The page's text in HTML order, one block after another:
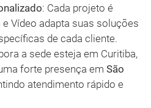
: Cada projeto é
e Vídeo adapta suas soluções
de cada cliente.
a sede esteja em Curitiba,
forte presença em São
atendimento rápido e